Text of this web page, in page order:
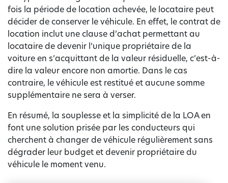
fois la période de location achevée, le locataire peut
décider de conserver le véhicule. En effet, le contrat de
location inclut une clause d’achat permettant au
locataire de devenir l’unique propriétaire de la
voiture en s’acquittant de la valeur résiduelle, c’est-à-
dire la valeur encore non amortie. Dans le cas
contraire, le véhicule est restitué et aucune somme
supplémentaire ne sera à verser.
En résumé, la souplesse et la simplicité de la LOA en
font une solution prisée par les conducteurs qui
cherchent à changer de véhicule régulièrement sans
dégrader leur budget et devenir propriétaire du
véhicule le moment venu.